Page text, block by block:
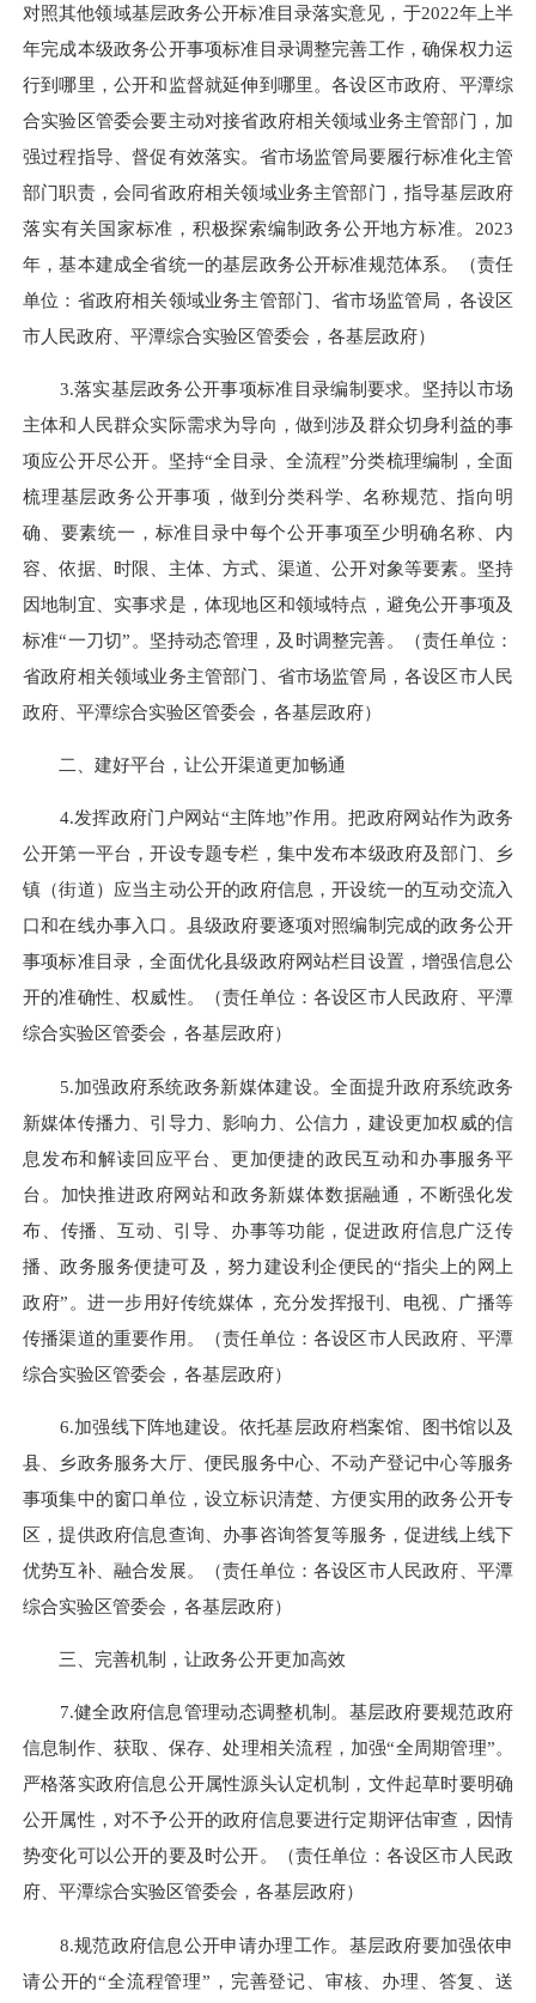
对照其他领域基层政务公开标准目录落实意见，于2022年上半
年完成本级政务公开事项标准目录调整完善工作，确保权力运
行到哪里，公开和监督就延伸到哪里。各设区市政府、平潭综
合实验区管委会要主动对接省政府相关领域业务主管部门，加
强过程指导、督促有效落实。省市场监管局要履行标准化主管
部门职责，会同省政府相关领域业务主管部门，指导基层政府
落实有关国家标准，积极探索编制政务公开地方标准。2023
年，基本建成全省统一的基层政务公开标准规范体系。（责任
单位：省政府相关领域业务主管部门、省市场监管局，各设区
市人民政府、平潭综合实验区管委会，各基层政府）
3.落实基层政务公开事项标准目录编制要求。坚持以市场
主体和人民群众实际需求为导向，做到涉及群众切身利益的事
项应公开尽公开。坚持“全目录、全流程”分类梳理编制，全面
梳理基层政务公开事项，做到分类科学、名称规范、指向明
确、要素统一，标准目录中每个公开事项至少明确名称、内
容、依据、时限、主体、方式、渠道、公开对象等要素。坚持
因地制宜、实事求是，体现地区和领域特点，避免公开事项及
标准“一刀切”。坚持动态管理，及时调整完善。（责任单位：
省政府相关领域业务主管部门、省市场监管局，各设区市人民
政府、平潭综合实验区管委会，各基层政府）
二、建好平台，让公开渠道更加畅通
4.发挥政府门户网站“主阵地”作用。把政府网站作为政务
公开第一平台，开设专题专栏，集中发布本级政府及部门、乡
镇（街道）应当主动公开的政府信息，开设统一的互动交流入
口和在线办事入口。县级政府要逐项对照编制完成的政务公开
事项标准目录，全面优化县级政府网站栏目设置，增强信息公
开的准确性、权威性。（责任单位：各设区市人民政府、平潭
综合实验区管委会，各基层政府）
5.加强政府系统政务新媒体建设。全面提升政府系统政务
新媒体传播力、引导力、影响力、公信力，建设更加权威的信
息发布和解读回应平台、更加便捷的政民互动和办事服务平
台。加快推进政府网站和政务新媒体数据融通，不断强化发
布、传播、互动、引导、办事等功能，促进政府信息广泛传
播、政务服务便捷可及，努力建设利企便民的“指尖上的网上
政府”。进一步用好传统媒体，充分发挥报刊、电视、广播等
传播渠道的重要作用。（责任单位：各设区市人民政府、平潭
综合实验区管委会，各基层政府）
6.加强线下阵地建设。依托基层政府档案馆、图书馆以及
县、乡政务服务大厅、便民服务中心、不动产登记中心等服务
事项集中的窗口单位，设立标识清楚、方便实用的政务公开专
区，提供政府信息查询、办事咨询答复等服务，促进线上线下
优势互补、融合发展。（责任单位：各设区市人民政府、平潭
综合实验区管委会，各基层政府）
三、完善机制，让政务公开更加高效
7.健全政府信息管理动态调整机制。基层政府要规范政府
信息制作、获取、保存、处理相关流程，加强“全周期管理”。
严格落实政府信息公开属性源头认定机制，文件起草时要明确
公开属性，对不予公开的政府信息要进行定期评估审查，因情
势变化可以公开的要及时公开。（责任单位：各设区市人民政
府、平潭综合实验区管委会，各基层政府）
8.规范政府信息公开申请办理工作。基层政府要加强依申
请公开的“全流程管理”，完善登记、审核、办理、答复、送